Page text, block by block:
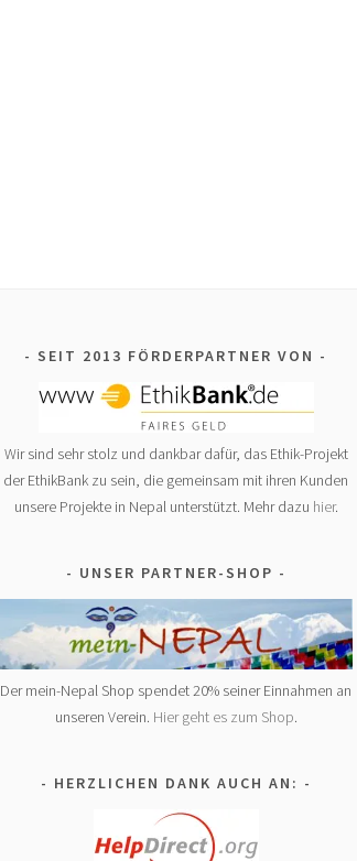
SEIT 2013 FÖRDERPARTNER VON
Wir sind sehr stolz und dankbar dafür, das Ethik-Projekt
der EthikBank zu sein, die gemeinsam mit ihren Kunden
unsere Projekte in Nepal unterstützt. Mehr dazu hier.
UNSER PARTNER-SHOP
Der mein-Nepal Shop spendet 20% seiner Einnahmen an
unseren Verein. Hier geht es zum Shop.
HERZLICHEN DANK AUCH AN: